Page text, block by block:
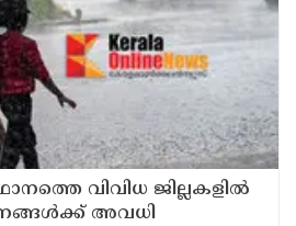
വിവിധ ജില്ലകളിൽ
അവധി